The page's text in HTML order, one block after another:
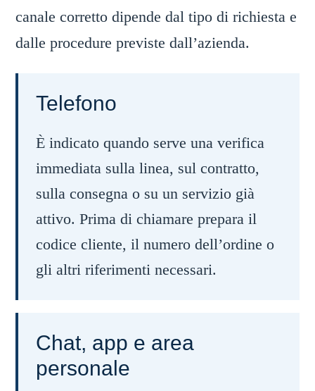
canale corretto dipende dal tipo di richiesta e
dalle procedure previste dall’azienda.
Telefono
È indicato quando serve una verifica
immediata sulla linea, sul contratto,
sulla consegna o su un servizio già
attivo. Prima di chiamare prepara il
codice cliente, il numero dell’ordine o
gli altri riferimenti necessari.
Chat, app e area
personale